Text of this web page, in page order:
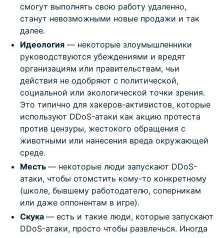
смогут выполнять свою работу удаленно,
станут невозможными новые продажи и так
далее.
Идеология — некоторые злоумышленники
руководствуются убеждениями и вредят
организациям или правительствам, чьи
действия не одобряют с политической,
социальной или экологической точки зрения.
Это типично для хакеров-активистов, которые
используют DDoS-атаки как акцию протеста
против цензуры, жестокого обращения с
животными или нанесения вреда окружающей
среде.
Месть — некоторые люди запускают DDoS-
атаки, чтобы отомстить кому-то конкретному
(школе, бывшему работодателю, соперникам
или даже оппонентам в игре).
Скука — есть и такие люди, которые запускают
DDoS-атаки, просто чтобы развлечься. Иногда